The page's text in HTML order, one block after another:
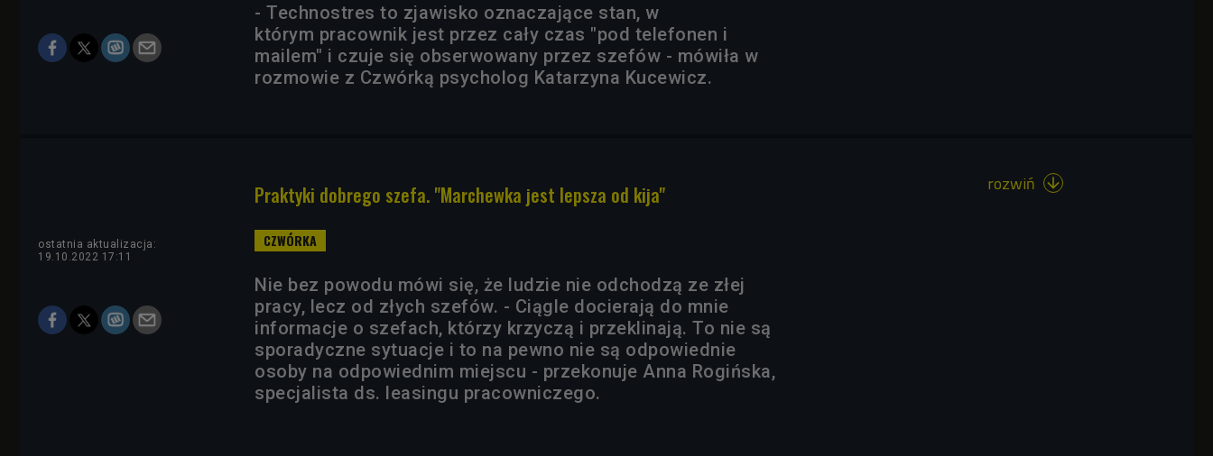
- Technostres to zjawisko oznaczające stan, w
którym pracownik jest przez cały czas "pod telefonen i
mailem" i czuje się obserwowany przez szefów - mówiła w
rozmowie z Czwórką psycholog Katarzyna Kucewicz.
Praktyki dobrego szefa. "Marchewka jest lepsza od kija"
ostatnia aktualizacja:
19.10.2022 17:11
Nie bez powodu mówi się, że ludzie nie odchodzą ze złej
pracy, lecz od złych szefów. - Ciągle docierają do mnie
informacje o szefach, którzy krzyczą i przeklinają. To nie są
sporadyczne sytuacje i to na pewno nie są odpowiednie
osoby na odpowiednim miejscu - przekonuje Anna Rogińska,
specjalista ds. leasingu pracowniczego.
rozwiń 